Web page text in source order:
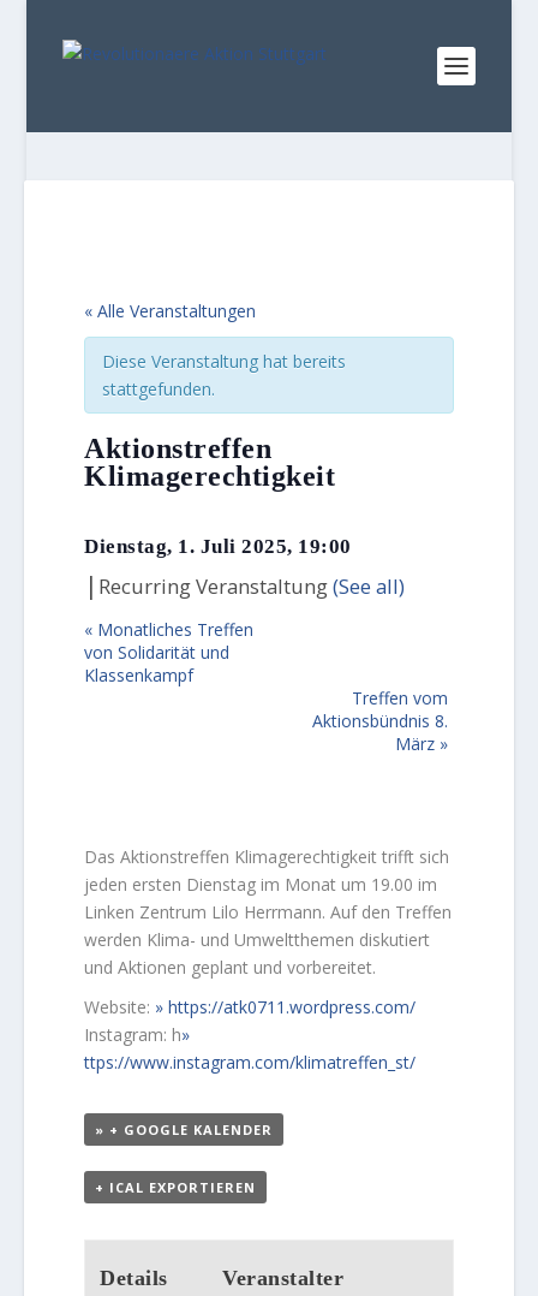
« Alle Veranstaltungen
Diese Veranstaltung hat bereits
stattgefunden.
Aktionstreffen
Klimagerechtigkeit
Dienstag, 1. Juli 2025, 19:00
| Recurring Veranstaltung(See all)
« Monatliches Treffen
von Solidarität und
Klassenkampf
Treffen vom
Aktionsbündnis 8.
März »
Das Aktionstreffen Klimagerechtigkeit trifft sich
jeden ersten Dienstag im Monat um 19.00 im
Linken Zentrum Lilo Herrmann. Auf den Treffen
werden Klima- und Umweltthemen diskutiert
und Aktionen geplant und vorbereitet.
Website:
https://atk0711.wordpress.com/
Instagram: h
ttps://www.instagram.com/klimatreffen_st/
+ GOOGLE KALENDER
+ ICAL EXPORTIEREN
Details Veranstalter